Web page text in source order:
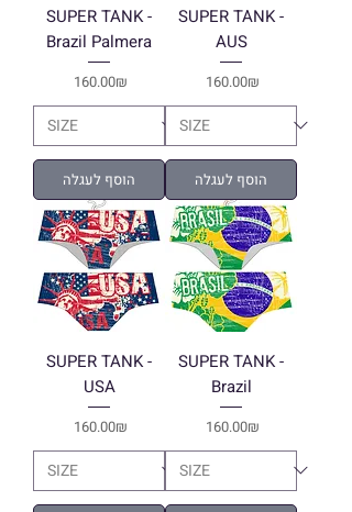
SUPER TANK -
Brazil Palmera
Price ‏160.00 ‏₪
הוסף לעגלה
SUPER TANK -
AUS
Price ‏160.00 ‏₪
הוסף לעגלה
SUPER TANK -
USA
Price ‏160.00 ‏₪
SUPER TANK -
Brazil
Price ‏160.00 ‏₪